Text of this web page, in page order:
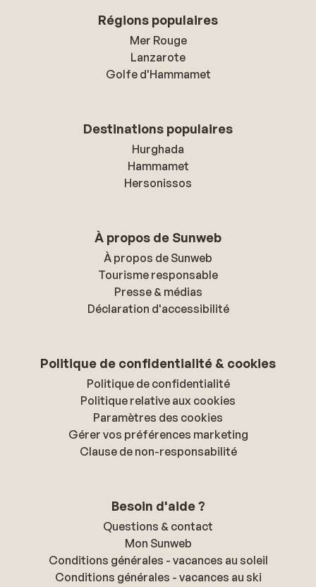
Régions populaires
Mer Rouge
Lanzarote
Golfe d'Hammamet
Destinations populaires
Hurghada
Hammamet
Hersonissos
À propos de Sunweb
À propos de Sunweb
Tourisme responsable
Presse & médias
Déclaration d'accessibilité
Politique de confidentialité & cookies
Politique de confidentialité
Politique relative aux cookies
Paramètres des cookies
Gérer vos préférences marketing
Clause de non-responsabilité
Besoin d'aide ?
Questions & contact
Mon Sunweb
Conditions générales - vacances au soleil
Conditions générales - vacances au ski